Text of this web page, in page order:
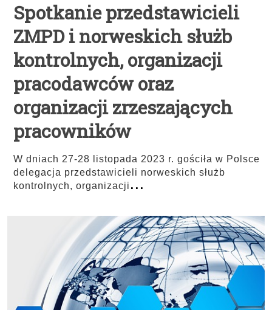
Spotkanie przedstawicieli
ZMPD i norweskich służb
kontrolnych, organizacji
pracodawców oraz
organizacji zrzeszających
pracowników
W dniach 27-28 listopada 2023 r. gościła w Polsce
delegacja przedstawicieli norweskich służb
kontrolnych, organizacji ...